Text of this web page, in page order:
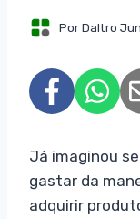
PorDaltro
Já imaginou
gastar da
adquirir